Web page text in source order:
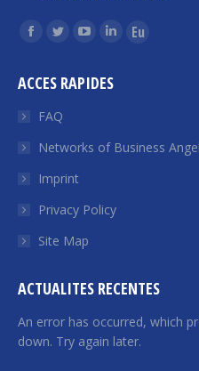
Find us on:
Facebook
opens
window
Twitter
opens
in
window
YouTube
opens
window
Linkedin
opens
window
Euroquity
window
ACCES RAPIDES
FAQ
Networks of Business
Imprint
Privacy Policy
Site Map
ACTUALITES RECENTES
An error has occurred, which
down. Try again later.